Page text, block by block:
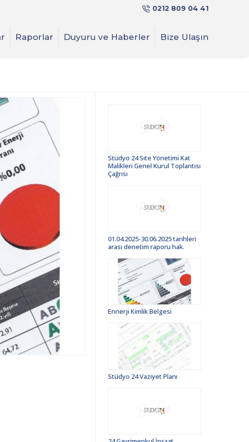
0212 809 04 41
Raporlar Duyuru ve Haberler Bize Ulaşın
Stüdyo 24 Site Yönetimi Kat
Malikleri Genel Kurul Toplantısı
Çağrısı
01.04.2025-30.06.2025 tarihleri
arası denetim raporu hak.
Ennerji Kimlik Belgesi
Stüdyo 24 Vaziyet Planı